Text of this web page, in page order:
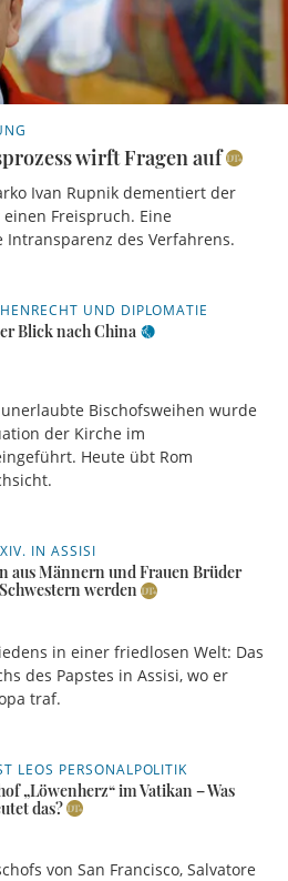
wirft Fragen auf
Ivan Rupnik dementiert der
Freispruch. Eine
des Verfahrens.
UND DIPLOMATIE
Blick nach China
Bischofsweihen wurde
der Kirche im
Heute übt Rom
IN ASSISI
aus Männern und Frauen Brüder
werden
in einer friedlosen Welt: Das
des Papstes in Assisi, wo er
traf.
LEOS PERSONALPOLITIK
„Löwenherz“ im Vatikan – Was
das?
von San Francisco, Salvatore